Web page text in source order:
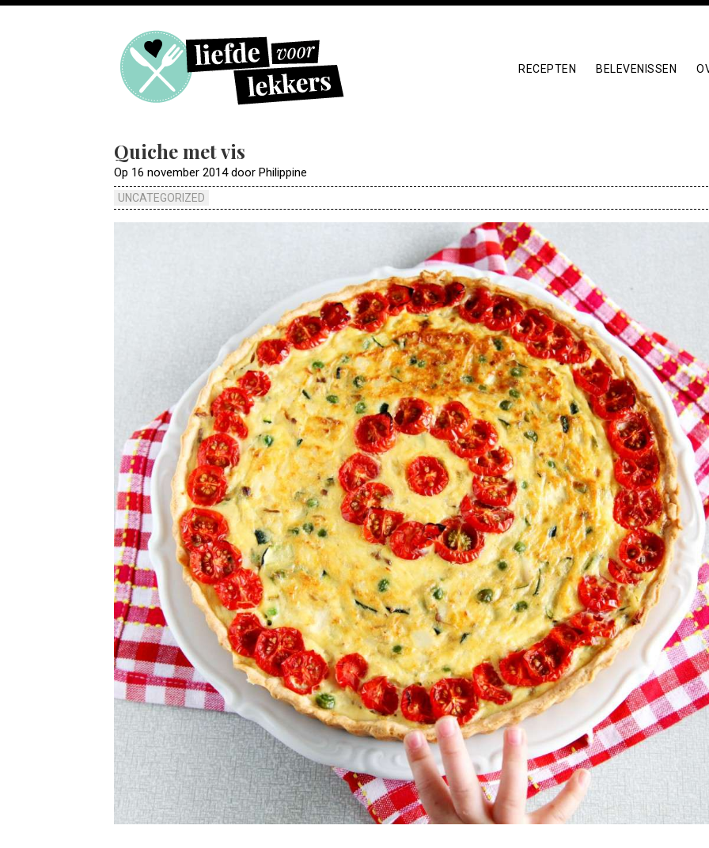
RECEPTEN BELEVENISSEN
Quiche met vis
Op 16 november 2014 door Philippine
UNCATEGORIZED